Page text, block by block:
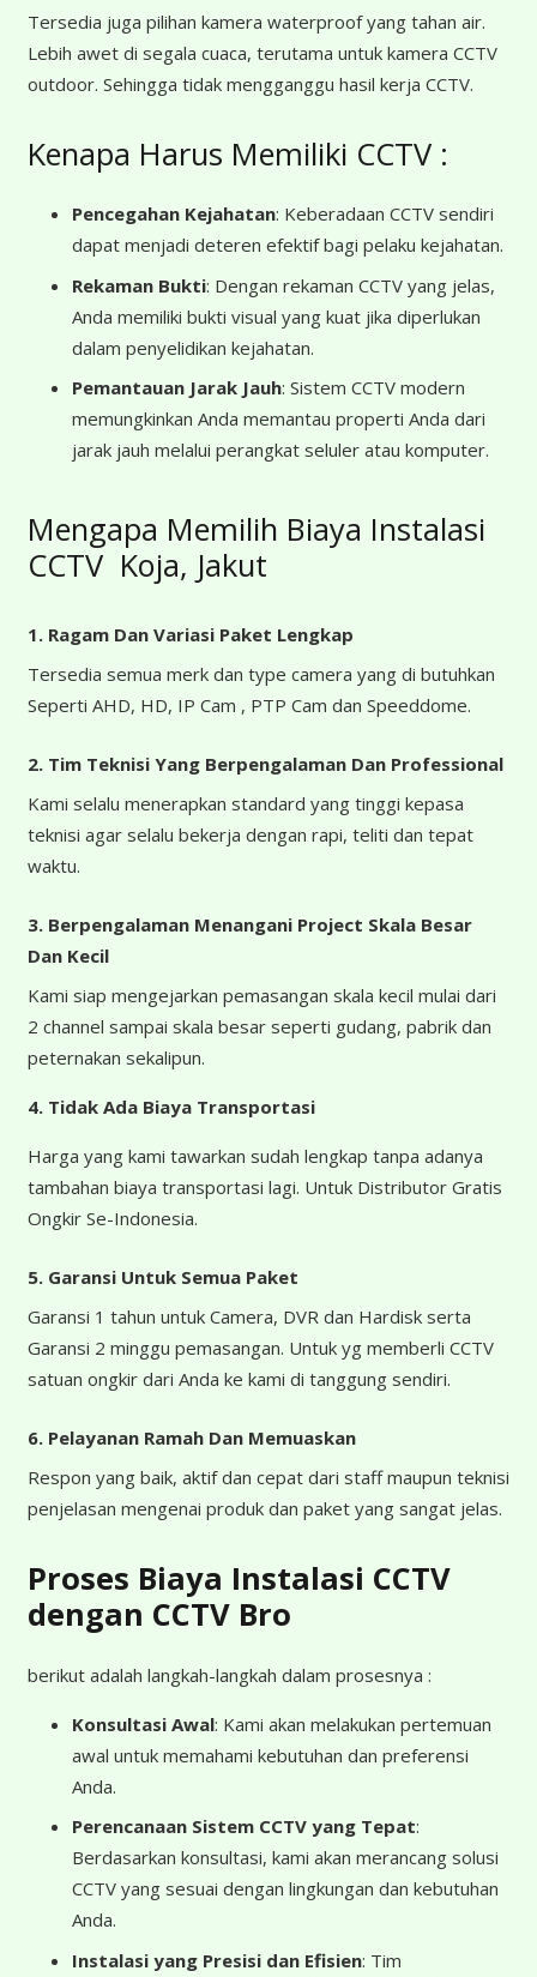
Tersedia juga pilihan kamera waterproof yang tahan air.
Lebih awet di segala cuaca, terutama untuk kamera CCTV
outdoor. Sehingga tidak mengganggu hasil kerja CCTV.
Kenapa Harus Memiliki CCTV :
Pencegahan Kejahatan: Keberadaan CCTV sendiri
dapat menjadi deteren efektif bagi pelaku kejahatan.
Rekaman Bukti: Dengan rekaman CCTV yang jelas,
Anda memiliki bukti visual yang kuat jika diperlukan
dalam penyelidikan kejahatan.
Pemantauan Jarak Jauh: Sistem CCTV modern
memungkinkan Anda memantau properti Anda dari
jarak jauh melalui perangkat seluler atau komputer.
Mengapa Memilih Biaya Instalasi
CCTV Koja, Jakut
1. Ragam Dan Variasi Paket Lengkap
Tersedia semua merk dan type camera yang di butuhkan
Seperti AHD, HD, IP Cam , PTP Cam dan Speeddome.
2. Tim Teknisi Yang Berpengalaman Dan Professional
Kami selalu menerapkan standard yang tinggi kepasa
teknisi agar selalu bekerja dengan rapi, teliti dan tepat
waktu.
3. Berpengalaman Menangani Project Skala Besar
Dan Kecil
Kami siap mengejarkan pemasangan skala kecil mulai dari
2 channel sampai skala besar seperti gudang, pabrik dan
peternakan sekalipun.
4. Tidak Ada Biaya Transportasi
Harga yang kami tawarkan sudah lengkap tanpa adanya
tambahan biaya transportasi lagi. Untuk Distributor Gratis
Ongkir Se-Indonesia.
5. Garansi Untuk Semua Paket
Garansi 1 tahun untuk Camera, DVR dan Hardisk serta
Garansi 2 minggu pemasangan. Untuk yg memberli CCTV
satuan ongkir dari Anda ke kami di tanggung sendiri.
6. Pelayanan Ramah Dan Memuaskan
Respon yang baik, aktif dan cepat dari staff maupun teknisi
penjelasan mengenai produk dan paket yang sangat jelas.
Proses Biaya Instalasi CCTV
dengan CCTV Bro
berikut adalah langkah-langkah dalam prosesnya :
Konsultasi Awal: Kami akan melakukan pertemuan
awal untuk memahami kebutuhan dan preferensi
Anda.
Perencanaan Sistem CCTV yang Tepat:
Berdasarkan konsultasi, kami akan merancang solusi
CCTV yang sesuai dengan lingkungan dan kebutuhan
Anda.
Instalasi yang Presisi dan Efisien: Tim